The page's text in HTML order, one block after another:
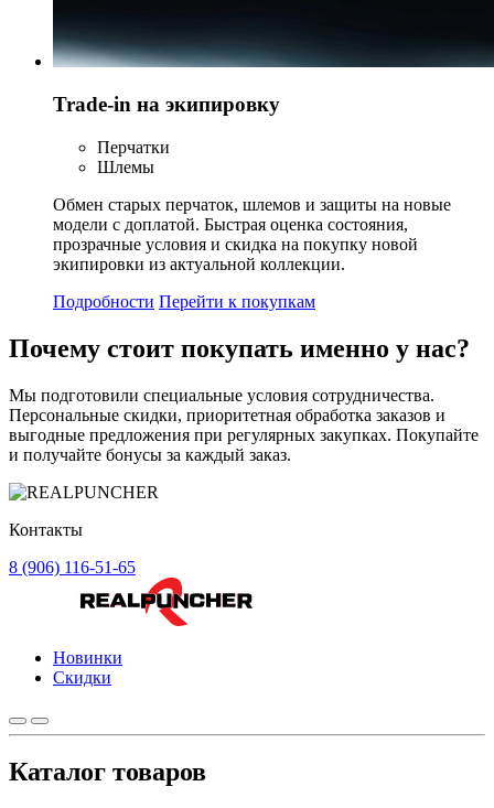
Trade-in на экипировку
Перчатки
Шлемы
Обмен старых перчаток, шлемов и защиты на новые
модели с доплатой. Быстрая оценка состояния,
прозрачные условия и скидка на покупку новой
экипировки из актуальной коллекции.
Подробности Перейти к покупкам
Почему стоит покупать именно у нас?
Мы подготовили специальные условия сотрудничества.
Персональные скидки, приоритетная обработка заказов и
выгодные предложения при регулярных закупках. Покупайте
и получайте бонусы за каждый заказ.
Контакты
8 (906) 116-51-65
Новинки
Скидки
Каталог товаров